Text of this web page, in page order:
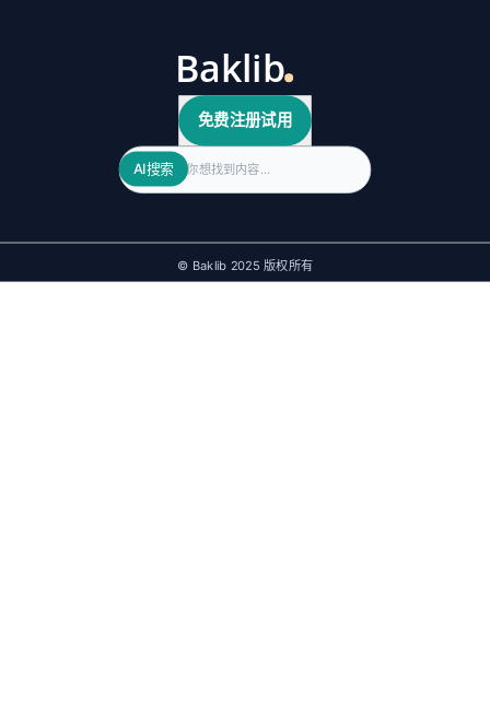
免费注册试用
Search
AI搜索
© Baklib 2025 版权所有